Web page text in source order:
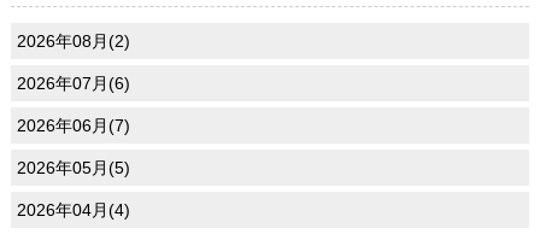
2026年08月(2)
2026年07月(6)
2026年06月(7)
2026年05月(5)
2026年04月(4)